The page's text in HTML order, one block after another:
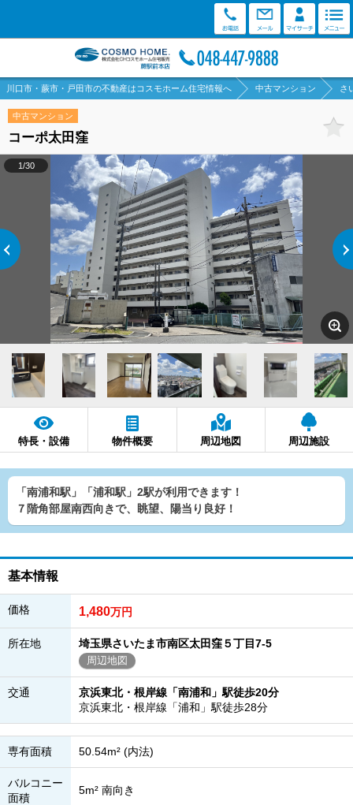
川口市・蕨市・戸田市の不動産はコスモホーム住宅情報へ 中古マンション さ
中古マンション
コーポ太田窪
1/30
特長・設備 物件概要 周辺地図 周辺施設
「南浦和駅」「浦和駅」2駅が利用できます！
７階角部屋南西向きで、眺望、陽当り良好！
基本情報
価格 1,480万円
所在地 埼玉県さいたま市南区太田窪５丁目7-5
周辺地図
交通
京浜東北・根岸線「南浦和」駅徒歩20分
京浜東北・根岸線「浦和」駅徒歩28分
専有面積 50.54m² (内法)
バルコニー
面積
5m² 南向き